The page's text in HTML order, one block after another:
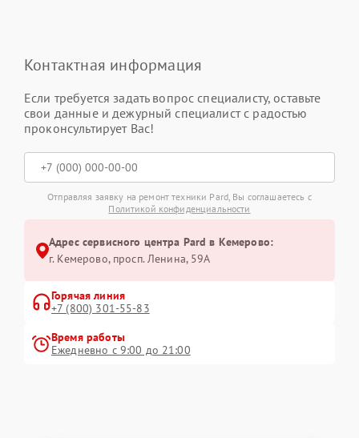
Контактная информация
Если требуется задать вопрос специалисту, оставьте
свои данные и дежурный специалист с радостью
проконсультирует Вас!
Отправляя заявку на ремонт техники Pard, Вы соглашаетесь с
Политикой конфиденциальности
Адрес сервисного центра Pard в Кемерово:
г. Кемерово, просп. Ленина, 59А
Горячая линия
+7 (800) 301-55-83
Время работы
Ежедневно с 9:00 до 21:00